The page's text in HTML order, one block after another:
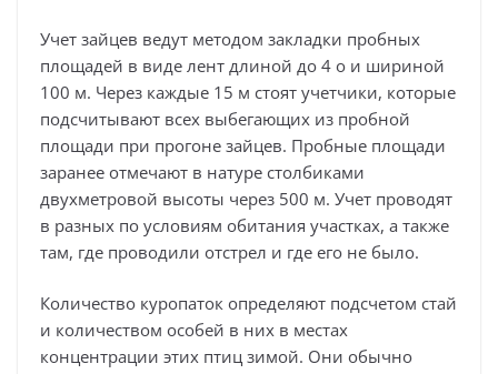
Учет зайцев ведут методом закладки пробных
площадей в виде лент длиной до 4 о и шириной
100 м. Через каждые 15 м стоят учетчики, которые
подсчитывают всех выбегающих из пробной
площади при прогоне зайцев. Пробные площади
заранее отмечают в натуре столбиками
двухметровой высоты через 500 м. Учет проводят
в разных по условиям обитания участках, а также
там, где проводили отстрел и где его не было.
Количество куропаток определяют подсчетом стай
и количеством особей в них в местах
концентрации этих птиц зимой. Они обычно